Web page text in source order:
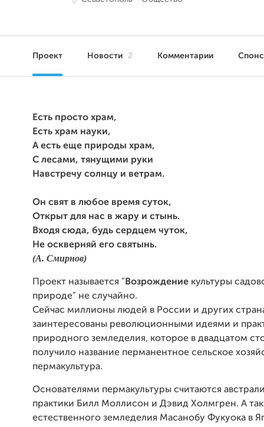
Проект Новости 2 Комментарии
Есть просто храм,
Есть храм науки,
А есть еще природы храм,
С лесами, тянущими руки
Навстречу солнцу и ветрам.
Он свят в любое время суток,
Открыт для нас в жару и стынь.
Входя сюда, будь сердцем чуток,
Не оскверняй его святынь.
(А. Смирнов)
Проект называется " Возрождение культуры
природе" не случайно.
Сейчас миллионы людей в России и других
заинтересованы революционными идеями и
природного земледелия, которое в двадцатом
получило название перманентное сельское
пермакультура.
Основателями пермакультуры считаются
практики Билл Моллисон и Дэвид Холмгрен. А
естественного земледелия Масанобу Фукуока в